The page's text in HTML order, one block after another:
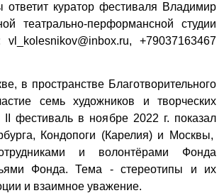
куратор фестиваля Владимир
театрально-перформансной студии
+79037163467
в пространстве Благотворительного
семь художников и творческих
II фестиваль в ноябре 2022 г. показал
Кондопоги (Карелия) и Москвы,
и волонтёрами Фонда
Фонда. Тема - стереотипы и их
и взаимное уважение.